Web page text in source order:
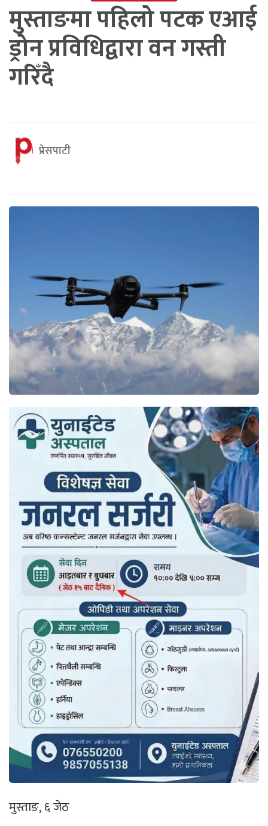
मुस्ताङमा पहिलो पटक एआई
ड्रोन प्रविधिद्वारा वन गस्ती
गरिँदै
प्रेसपाटी
मुस्ताङ, ६ जेठ